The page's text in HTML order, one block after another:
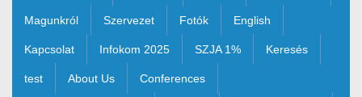
Magunkról Szervezet Fotók English
Kapcsolat Infokom 2025 SZJA 1% Keresés
test About Us Conferences